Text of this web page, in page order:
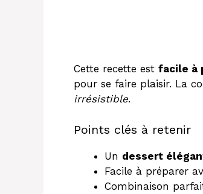
Cette recette est facile à
pour se faire plaisir. La
irrésistible.
Points clés à retenir
Un dessert
Facile à préparer
Combinaison